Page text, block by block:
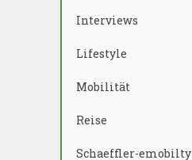
Interviews
Lifestyle
Mobilität
Reise
Schaeffler-emobilty